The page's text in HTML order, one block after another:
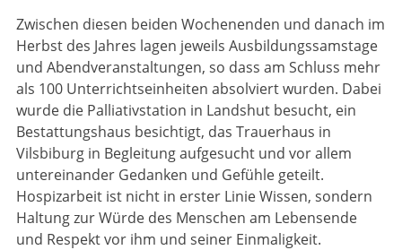
Zwischen diesen beiden Wochenenden und danach im
Herbst des Jahres lagen jeweils Ausbildungssamstage
und Abendveranstaltungen, so dass am Schluss mehr
als 100 Unterrichtseinheiten absolviert wurden. Dabei
wurde die Palliativstation in Landshut besucht, ein
Bestattungshaus besichtigt, das Trauerhaus in
Vilsbiburg in Begleitung aufgesucht und vor allem
unterein­an­der Gedanken und Gefühle geteilt.
Hospizarbeit ist nicht in erster Linie Wissen, sondern
Haltung zur Würde des Menschen am Lebensende
und Respekt vor ihm und seiner Einmaligkeit.